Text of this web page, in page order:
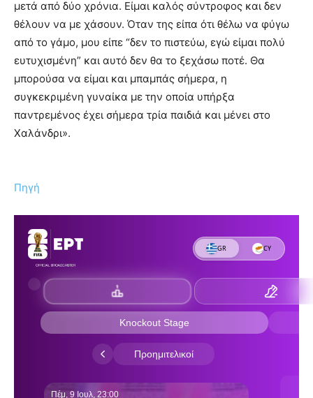
μετά από δύο χρόνια. Είμαι καλός σύντροφος και δεν
θέλουν να με χάσουν. Όταν της είπα ότι θέλω να φύγω
από το γάμο, μου είπε “δεν το πιστεύω, εγώ είμαι πολύ
ευτυχισμένη” και αυτό δεν θα το ξεχάσω ποτέ. Θα
μπορούσα να είμαι και μπαμπάς σήμερα, η
συγκεκριμένη γυναίκα με την οποία υπήρξα
παντρεμένος έχει σήμερα τρία παιδιά και μένει στο
Χαλάνδρι».
Πηγή